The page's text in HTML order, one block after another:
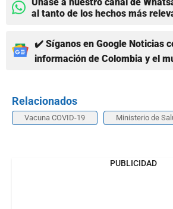
al tanto de los hechos más
✔️ Síganos en Google Noticias
información de Colombia y el
Relacionados
Vacuna COVID-19 Ministerio de
PUBLICIDAD